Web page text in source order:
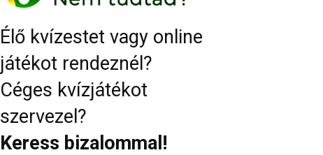
Élő kvízestet vagy online
játékot rendeznél?
Céges kvízjátékot
szervezel?
Keress bizalommal!